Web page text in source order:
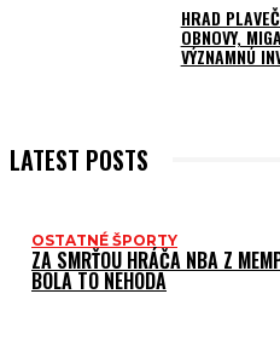
HRAD
OBNOVY,
VÝZNAMNÚ
LATEST POSTS
OSTATNÉ ŠPORTY
ZA SMRŤOU HRÁČA NBA Z
BOLA TO NEHODA